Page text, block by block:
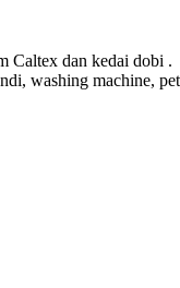
Caltex dan kedai dobi .
washing machine,